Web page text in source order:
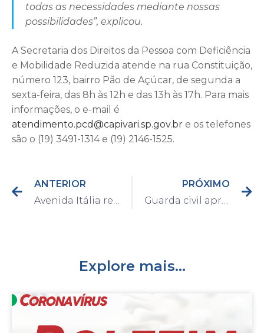
todas as necessidades mediante nossas
possibilidades”, explicou.
A Secretaria dos Direitos da Pessoa com Deficiência
e Mobilidade Reduzida atende na rua Constituição,
número 123, bairro Pão de Açúcar, de segunda a
sexta-feira, das 8h às 12h e das 13h às 17h. Para mais
informações, o e-mail é
atendimento.pcd@capivari.sp.gov.br e os telefones
são o (19) 3491-1314 e (19) 2146-1525.
ANTERIOR
PRÓXIMO
Explore mais...